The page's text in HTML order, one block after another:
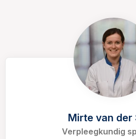
Mirte van der
Verpleegkundig